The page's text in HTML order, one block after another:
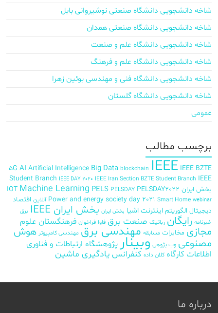
شاخه دانشجویی دانشگاه صنعتی نوشیروانی بابل
شاخه دانشجویی دانشگاه صنعتی همدان
شاخه دانشجویی دانشگاه علم و صنعت
شاخه دانشجویی دانشگاه علم و فرهنگ
شاخه دانشجویی دانشگاه فنی و مهندسی بوئین زهرا
شاخه دانشجویی دانشگاه گلستان
عمومی
برچسب‌ مطالب
5G AI Artificial Intelligence Big Data blockchain IEEE IEEE BZTE
Student Branch IEEE DAY 2020 IEEE Iran Section BZTE Student Branch IEEE
بخش ایران
IOT Machine Learning PELS PELSDAY PELSDAY2022
Power and energy society day 2021 Smart Home webinar آنلاین اقتصاد
دیجیتال الگوریتم اینترنت اشیا بخش ایران بخش ایران IEEE
برق
خبرنامه رایگان رباتیک صنعت برق فاوا فراخوان فرهنگستان علوم
مجازی مخابرات مسابقه مهندسی برق مهندسی کامپیوتر هوش
مصنوعی وب پژوهی وبینارپژوهشگاه ارتباطات و فناوری
اطلاعات کارگاه کلان داده کنفرانس یادگیری ماشین
درباره ما